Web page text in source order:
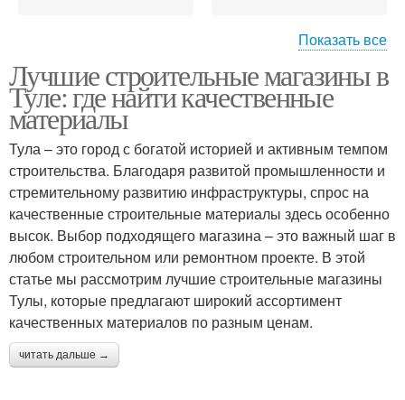
Магазин в туле Материалы в магазине
Товары в
строительных
магазинах
Показать все
Лучшие строительные магазины в
Туле: где найти качественные
материалы
Тула – это город с богатой историей и активным темпом
строительства. Благодаря развитой промышленности и
стремительному развитию инфраструктуры, спрос на
качественные строительные материалы здесь особенно
высок. Выбор подходящего магазина – это важный шаг в
любом строительном или ремонтном проекте. В этой
статье мы рассмотрим лучшие строительные магазины
Тулы, которые предлагают широкий ассортимент
качественных материалов по разным ценам.
читать дальше →